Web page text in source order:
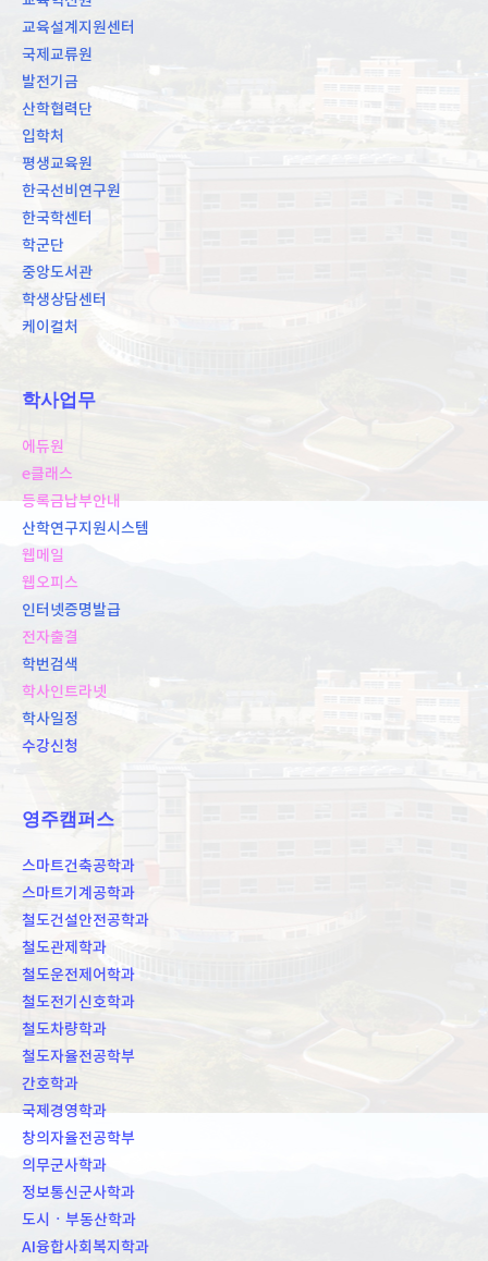
교육설계지원센터
국제교류원
발전기금
산학협력단
입학처
평생교육원
한국선비연구원
한국학센터
학군단
중앙도서관
학생상담센터
케이컬처
학사업무
에듀원
e클래스
등록금납부안내
산학연구지원시스템
웹메일
웹오피스
인터넷증명발급
전자출결
학번검색
학사인트라넷
학사일정
수강신청
영주캠퍼스
스마트건축공학과
스마트기계공학과
철도건설안전공학과
철도관제학과
철도운전제어학과
철도전기신호학과
철도차량학과
철도자율전공학부
간호학과
국제경영학과
창의자율전공학부
의무군사학과
정보통신군사학과
도시ㆍ부동산학과
AI융합사회복지학과